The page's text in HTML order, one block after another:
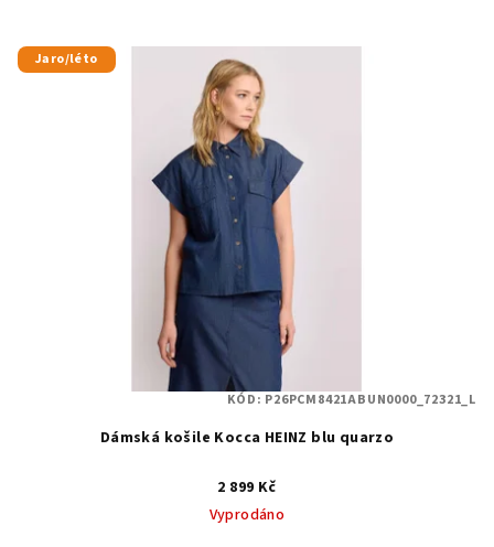
Jaro/léto
Dámská košile Kocca HEINZ blu quarzo
2 899 Kč
Vyprodáno
KÓD: P26PCM8421ABUN0000_72321_L